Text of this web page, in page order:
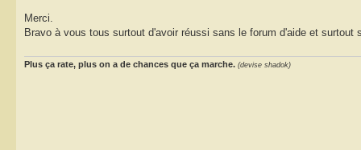
Merci.
Bravo à vous tous surtout d'avoir réussi sans le forum d'aide et surtout
Plus ça rate, plus on a de chances que ça marche. (devise shadok)